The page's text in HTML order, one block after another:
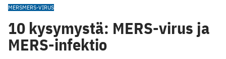
MERSMERS-VIRUS
10 kysymystä: MERS-virus ja
MERS-infektio